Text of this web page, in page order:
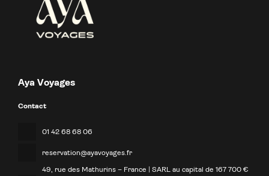
Aya Voyages
Contact
01 42 68 68 06
reservation@ayavoyages.fr
49, rue des Mathurins – France | SARL au capital de 167 700 €